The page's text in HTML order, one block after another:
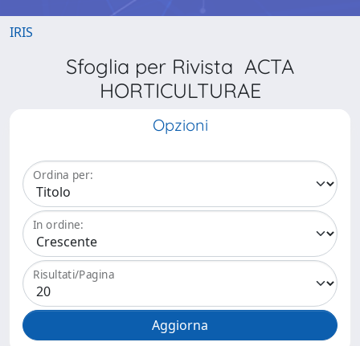
IRIS
Sfoglia per Rivista ACTA
HORTICULTURAE
Opzioni
Ordina per:
In ordine:
Risultati/Pagina